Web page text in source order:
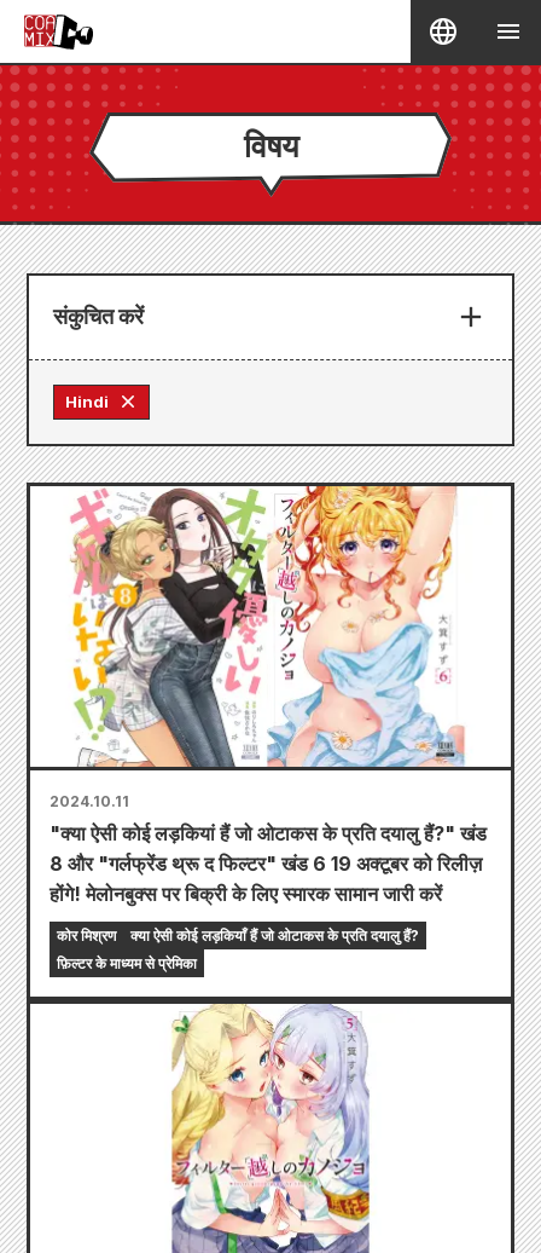
विषय
संकुचित करें
Hindi
2024.10.11
"क्या ऐसी कोई लड़कियां हैं जो ओटाकस के प्रति दयालु हैं?" खंड
8 और "गर्लफ्रेंड थ्रू द फिल्टर" खंड 6 19 अक्टूबर को रिलीज़
होंगे! मेलोनबुक्स पर बिक्री के लिए स्मारक सामान जारी करें
कोर मिश्रण
क्या ऐसी कोई लड़कियाँ हैं जो ओटाकस के प्रति दयालु हैं?
फ़िल्टर के माध्यम से प्रेमिका